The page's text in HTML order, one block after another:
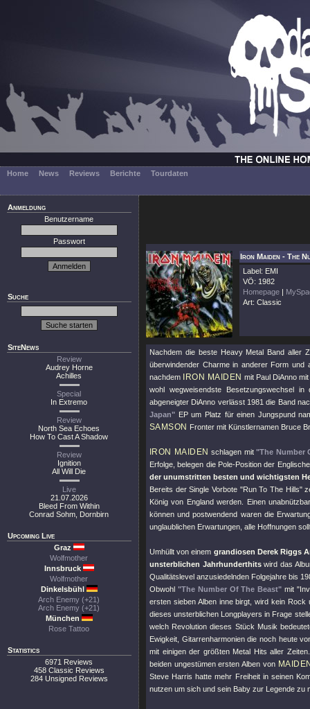
Home News Reviews Berichte Tourdaten
Anmeldung
Benutzername
Passwort
Suche
SiteNews
Review
Audrey Horne
Achilles
Special
In Extremo
Review
North Sea Echoes
How To Cast A Shadow
Review
Ignition
All Will Die
Live
21.07.2026
Bleed From Within
Conrad Sohm, Dornbirn
Upcoming Live
Graz
Wolfmother
Innsbruck
Wolfmother
Dinkelsbühl
Arch Enemy (+21)
Arch Enemy (+21)
München
Rose Tattoo
Statistics
6971 Reviews
458 Classic Reviews
284 Unsigned Reviews
Iron Maiden - The
Label: EMI
VÖ: 1982
Homepage |
Art: Classic
Nachdem die beste Heavy Metal Band aller
überwindender Charme in anderer Form
nachdem
IRON MAIDEN mit Paul DiAnno
wohl wegweisendste Besetzungswechsel
abgeneigter DiAnno verlässt 1981 die Band
Japan" EP um Platz für einen Jungspund
SAMSON Fronter mit Künstlernamen Bruce
IRON MAIDEN schlagen mit"The Number
Erfolge, belegen die Pole-Position der
der unumstritten besten und wichtigsten
Bereits der Single Vorbote "Run To The Hills"
König von England werden. Einen
können und postwendend waren die
unglaublichen Erwartungen, alle Hoffnungen
Umhüllt von einem grandiosen Derek Riggs
unsterblichen Jahrhunderthitswird das
Qualitätslevel anzusiedelnden Folgejahre bis
Obwohl "The Number Of The Beast" mit
ersten sieben Alben inne birgt, wird kein
dieses unsterblichen Longplayers in Frage
welch Revolution dieses Stück Musik
Ewigkeit, Gitarrenharmonien die noch heute
mit einigen der größten Metal Hits aller
beiden ungestümen ersten Alben von
Steve Harris hatte mehr Freiheit in seinen
nutzen um sich und sein Baby zur Legende zu